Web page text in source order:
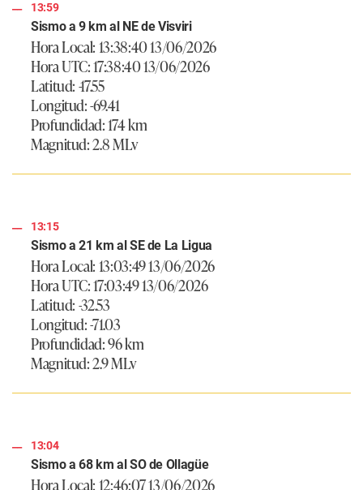
13:59
Sismo a 9 km al NE de Visviri
Hora Local: 13:38:40 13/06/2026
Hora UTC: 17:38:40 13/06/2026
Latitud: -17.55
Longitud: -69.41
Profundidad: 174 km
Magnitud: 2.8 MLv
13:15
Sismo a 21 km al SE de La Ligua
Hora Local: 13:03:49 13/06/2026
Hora UTC: 17:03:49 13/06/2026
Latitud: -32.53
Longitud: -71.03
Profundidad: 96 km
Magnitud: 2.9 MLv
13:04
Sismo a 68 km al SO de Ollagüe
Hora Local: 12:46:07 13/06/2026